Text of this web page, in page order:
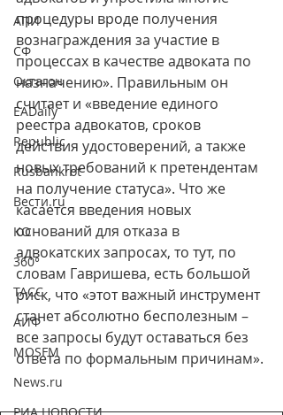
АПИ
СФ
Октагон
EADaily
Republic
Rusbankrot
Вести.ru
КО
360°
ТАСС
АИФ
MOSFM
News.ru
процедуры вроде получения
вознаграждения за участие в
процессах в качестве адвоката по
назначению». Правильным он
считает и «введение единого
реестра адвокатов, сроков
действия удостоверений, а также
новых требований к претендентам
на получение статуса». Что же
касается введения новых
оснований для отказа в
адвокатских запросах, то тут, по
словам Гавришева, есть большой
риск, что «этот важный инструмент
станет абсолютно бесполезным –
все запросы будут оставаться без
ответа по формальным причинам».